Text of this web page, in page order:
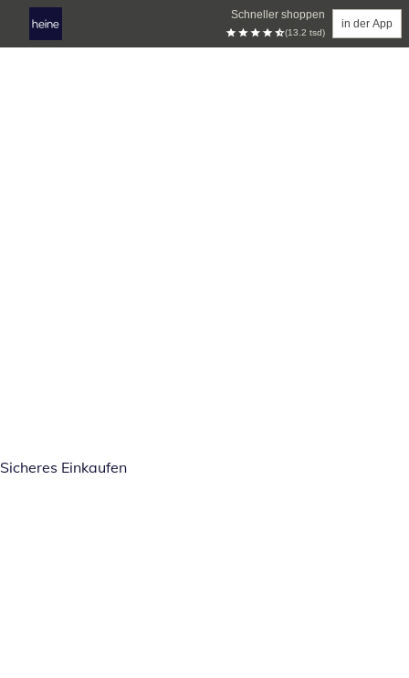
Schneller shoppen
(13.2 tsd)
in der App
Sicheres Einkaufen